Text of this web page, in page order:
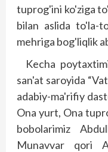
tuprog'ini ko'ziga
bilan aslida to'la-
mehriga bog'liqlik
Kecha
san'at saroyida
adabiy-ma'rifiy
Ona yurt, Ona
bobolarimiz
Munavvar qori